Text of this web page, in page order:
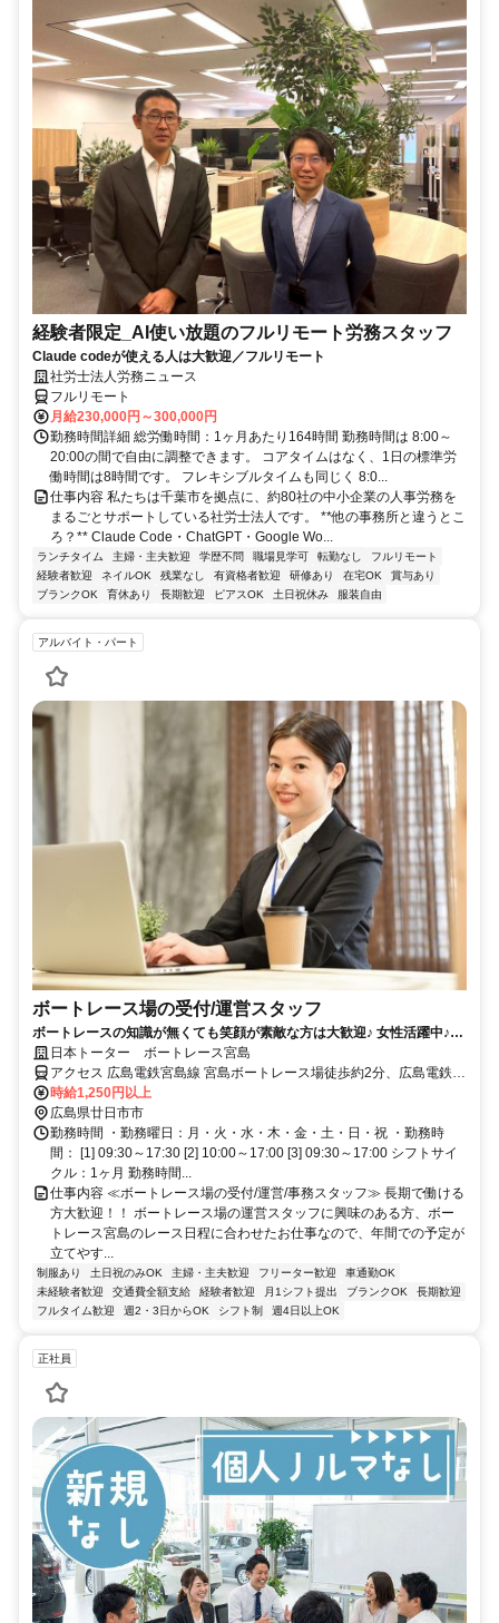
経験者限定_AI使い放題のフルリモート労務スタッフ
Claude codeが使える人は大歓迎／フルリモート
社労士法人労務ニュース
フルリモート
月給230,000円～300,000円
勤務時間詳細 総労働時間：1ヶ月あたり164時間 勤務時間は 8:00～
20:00の間で自由に調整できます。 コアタイムはなく、1日の標準労
働時間は8時間です。 フレキシブルタイムも同じく 8:0...
仕事内容 私たちは千葉市を拠点に、約80社の中小企業の人事労務を
まるごとサポートしている社労士法人です。 **他の事務所と違うとこ
ろ？** Claude Code・ChatGPT・Google Wo...
ランチタイム 主婦・主夫歓迎 学歴不問 職場見学可 転勤なし
フルリモート
経験者歓迎
ネイルOK 残業なし 有資格者歓迎 研修あり 在宅OK
賞与あり
ブランクOK
育休あり 長期歓迎 ピアスOK 土日祝休み 服装自由
アルバイト・パート
ボートレース場の受付/運営スタッフ
ボートレースの知識が無くても笑顔が素敵な方は大歓迎♪ 女性活躍中♪時
給アップで大幅スタッフ募集中！！【ご応募はWebのみ受け付けていま
す。】
日本トーター ボートレース宮島
アクセス 広島電鉄宮島線 宮島ボートレース場徒歩約2分、広島電鉄宮
島線 広電宮島口徒歩約6分、ＪＲ山陽本線 宮島口（山陽本線）徒歩約
7分
時給1,250円以上
広島県廿日市市
勤務時間 ・勤務曜日：月・火・水・木・金・土・日・祝 ・勤務時
間： [1] 09:30～17:30 [2] 10:00～17:00 [3] 09:30～17:00 シフトサイ
クル：1ヶ月 勤務時間...
仕事内容 ≪ボートレース場の受付/運営/事務スタッフ≫ 長期で働ける
方大歓迎！！ ボートレース場の運営スタッフに興味のある方、ボー
トレース宮島のレース日程に合わせたお仕事なので、年間での予定が
立てやす...
制服あり 土日祝のみOK 主婦・主夫歓迎 フリーター歓迎
車通勤OK
未経験者歓迎
交通費全額支給 経験者歓迎 月1シフト提出 ブランクOK
長期歓迎
フルタイム歓迎
週2・3日からOK シフト制 週4日以上OK
正社員